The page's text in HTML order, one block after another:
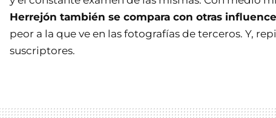
Herrejón también se compara con otras
peor a la que ve en las fotografías de terceros. Y,
suscriptores.